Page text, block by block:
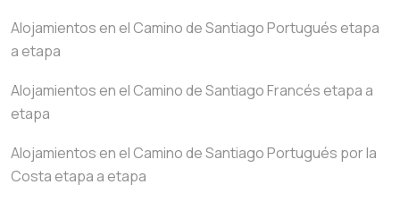
Alojamientos en el Camino de Santiago Portugués etapa
a etapa
Alojamientos en el Camino de Santiago Francés etapa a
etapa
Alojamientos en el Camino de Santiago Portugués por la
Costa etapa a etapa